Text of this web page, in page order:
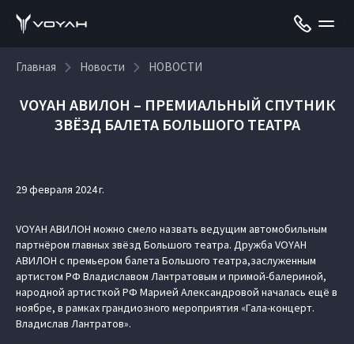
Главная Новости НОВОСТИ
VOYAH АВИЛОН – ПРЕМИАЛЬНЫЙ СПУТНИК
ЗВЁЗД БАЛЕТА БОЛЬШОГО ТЕАТРА
29 февраля 2024 г.
VOYAH АВИЛОН можно смело назвать ведущим автомобильным
партнёром главных звёзд Большого театра. Дружба VOYAH
АВИЛОН с премьером балета Большого театра,заслуженным
артистом РФ Владиславом Лантратовым и примой-балериной,
народной артисткой РФ Марией Александровой началась ещё в
ноябре, в рамках грандиозного мероприятия «Гала-концерт.
Владислав Лантратов».